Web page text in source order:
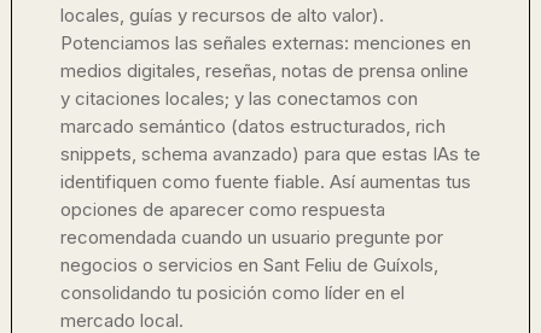
locales, guías y recursos de alto valor).
Potenciamos las señales externas: menciones en
medios digitales, reseñas, notas de prensa online
y citaciones locales; y las conectamos con
marcado semántico (datos estructurados, rich
snippets, schema avanzado) para que estas IAs te
identifiquen como fuente fiable. Así aumentas tus
opciones de aparecer como respuesta
recomendada cuando un usuario pregunte por
negocios o servicios en Sant Feliu de Guíxols,
consolidando tu posición como líder en el
mercado local.